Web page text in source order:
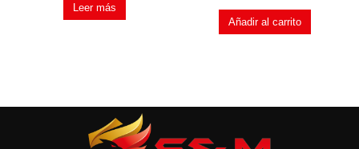
Leer más
Añadir al carrito